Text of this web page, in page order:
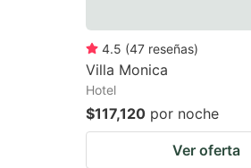
keyboard
shortcuts
for
changing
dates.
4.5 (47 reseñas)
Villa Monica
Hotel
$117,120 por noche
Ver oferta